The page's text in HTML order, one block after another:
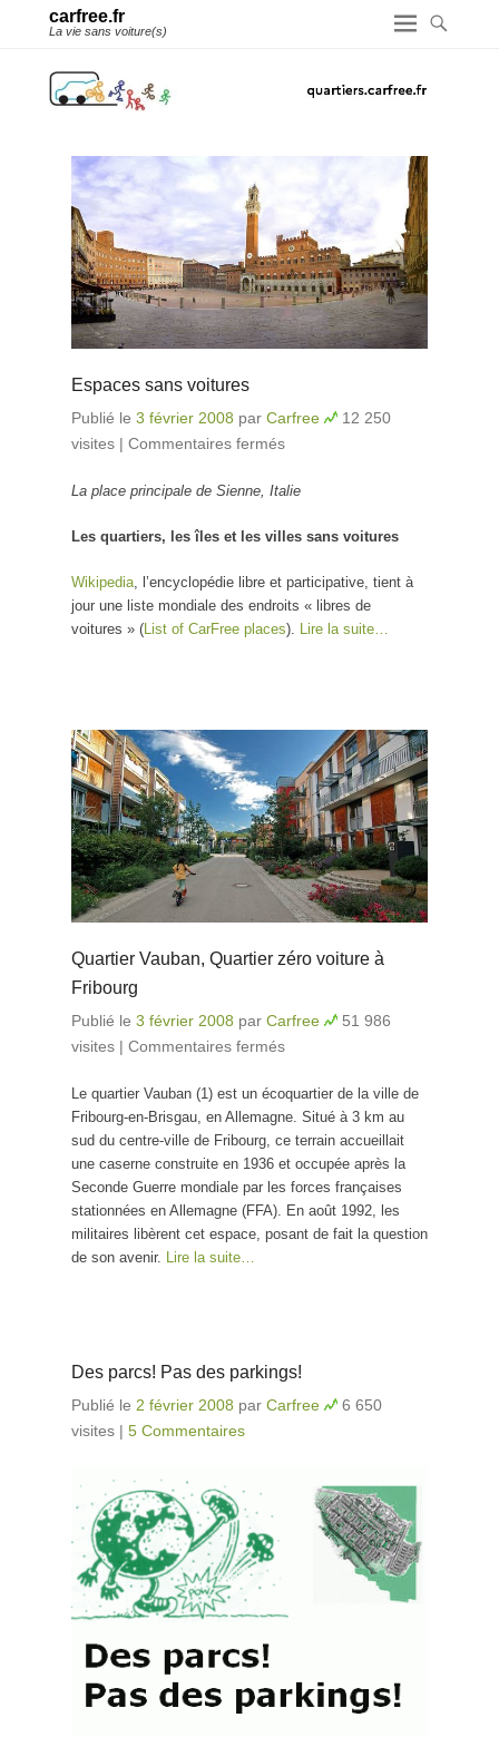
carfree.fr
La vie sans voiture(s)
Espaces sans voitures
Publié le 3 février 2008 par Carfree
12 250
visites | Commentaires fermés
La place principale de Sienne, Italie
Les quartiers, les îles et les villes sans voitures
Wikipedia , l’encyclopédie libre et participative, tient à
jour une liste mondiale des endroits « libres de
voitures » ( List of CarFree places). Lire la suite…
Quartier Vauban, Quartier zéro voiture à
Fribourg
Publié le 3 février 2008 par Carfree
51 986
visites | Commentaires fermés
Fribourg
Le quartier Vauban (1) est un écoquartier de la ville de
Fribourg-en-Brisgau, en Allemagne. Situé à 3 km au
sud du centre-ville de Fribourg, ce terrain accueillait
une caserne construite en 1936 et occupée après la
Seconde Guerre mondiale par les forces françaises
stationnées en Allemagne (FFA). En août 1992, les
militaires libèrent cet espace, posant de fait la question
de son avenir. Lire la suite…
Des parcs! Pas des parkings!
Publié le 2 février 2008 par Carfree
6 650
visites | 5 Commentaires